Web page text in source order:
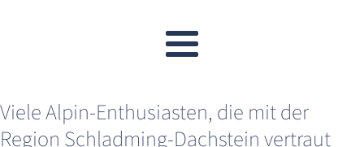
Viele Alpin-Enthusiasten, die mit der
Region Schladming-Dachstein vertraut